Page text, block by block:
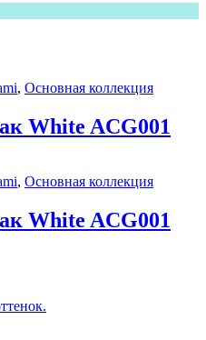
, Основная коллекция
White AСG001
, Основная коллекция
White AСG001